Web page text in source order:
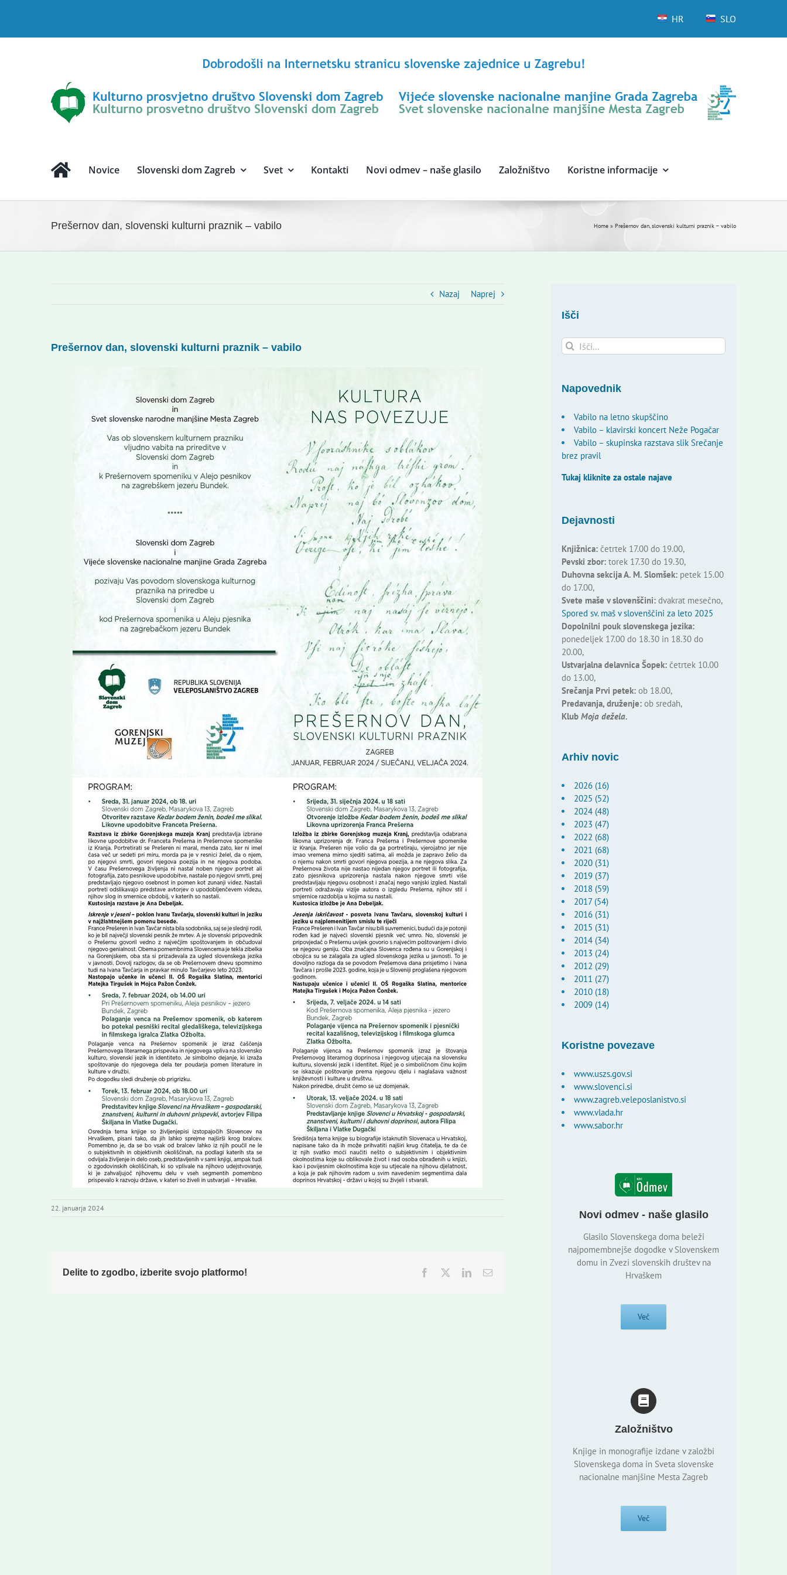
HR SLO
Novice Slovenski dom Zagreb Svet Kontakti Novi odmev – naše glasilo Založništvo Koristne informacije
Prešernov dan, slovenski kulturni praznik – vabilo Home » Prešernov dan, slovenski kulturni praznik – vabilo
Nazaj Naprej
Prešernov dan, slovenski kulturni praznik – vabilo
22. januarja 2024
Delite to zgodbo, izberite svojo platformo! Facebook
TwitterLinkedInEmail
Išči
Search
for:
Napovednik
Vabilo na letno skupščino
Vabilo – klavirski koncert Neže Pogačar
Vabilo – skupinska razstava slik Srečanje
brez pravil
Tukaj kliknite za ostale najave
Dejavnosti
Knjižnica:četrtek 17.00 do 19.00,
Pevski zbor:torek 17.30 do 19.30,
Duhovna sekcija A. M. Slomšek:petek 15.00
do 17.00,
Svete maše v slovenščini:dvakrat mesečno,
Spored sv. maš v slovenščini za leto 2025
Dopolnilni pouk slovenskega jezika:
ponedeljek 17.00 do 18.30 in 18.30 do
20.00,
Ustvarjalna delavnica Šopek:četrtek 10.00
do 13.00,
Srečanja Prvi petek:ob 18.00,
Predavanja, druženje:ob sredah,
Klub Moja dežela.
Arhiv novic
2026 (16)
2025 (52)
2024 (48)
2023 (47)
2022 (68)
2021 (68)
2020 (31)
2019 (37)
2018 (59)
2017 (54)
2016 (31)
2015 (31)
2014 (34)
2013 (24)
2012 (29)
2011 (27)
2010 (18)
2009 (14)
Koristne povezave
www.uszs.gov.si
www.slovenci.si
www.zagreb.veleposlanistvo.si
www.vlada.hr
www.sabor.hr
Novi odmev - naše glasilo
Glasilo Slovenskega doma beleži
najpomembnejše dogodke v Slovenskem
domu in Zvezi slovenskih društev na
Hrvaškem
Več
Založništvo
Knjige in monografije izdane v založbi
Slovenskega doma in Sveta slovenske
nacionalne manjšine Mesta Zagreb
Več